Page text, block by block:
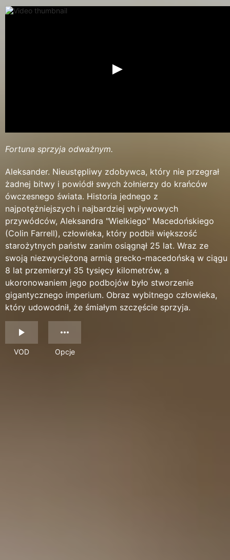
Fortuna sprzyja odważnym.
Aleksander. Nieustępliwy zdobywca, który nie przegrał
żadnej bitwy i powiódł swych żołnierzy do krańców
ówczesnego świata. Historia jednego z
najpotężniejszych i najbardziej wpływowych
przywódców, Aleksandra "Wielkiego" Macedońskiego
(Colin Farrell), człowieka, który podbił większość
starożytnych państw zanim osiągnął 25 lat. Wraz ze
swoją niezwyciężoną armią grecko-macedońską w ciągu
8 lat przemierzył 35 tysięcy kilometrów, a
ukoronowaniem jego podbojów było stworzenie
gigantycznego imperium. Obraz wybitnego człowieka,
który udowodnił, że śmiałym szczęście sprzyja.
VOD Opcje